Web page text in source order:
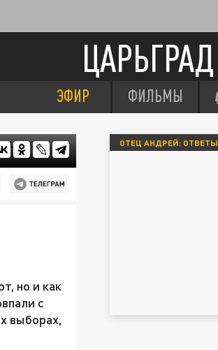
ЦАРЬГРАД
ЭФИР ФИЛЬМЫ
но и как
с
выборах,
ОТЕЦ АНДРЕЙ: ОТВЕТЫ